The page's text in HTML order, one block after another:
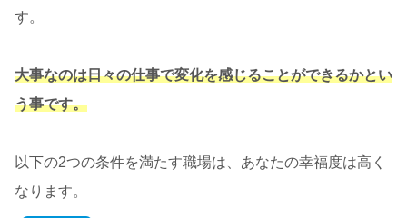
す。
大事なのは日々の仕事で変化を感じることができるかとい
う事です。
以下の2つの条件を満たす職場は、あなたの幸福度は高く
なります。